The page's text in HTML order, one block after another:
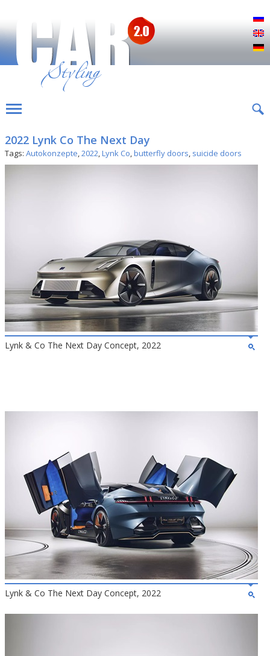
2022 Lynk Co The Next Day
Tags: Autokonzepte,2022,Lynk Co,butterfly doors, suicide doors
Lynk & Co The Next Day Concept, 2022
Lynk & Co The Next Day Concept, 2022